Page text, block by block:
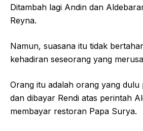
Ditambah lagi Andin dan
Reyna.
Namun, suasana itu tidak
kehadiran seseorang yang
Orang itu adalah orang yang
dan dibayar Rendi atas perintah
membayar restoran Papa Surya.